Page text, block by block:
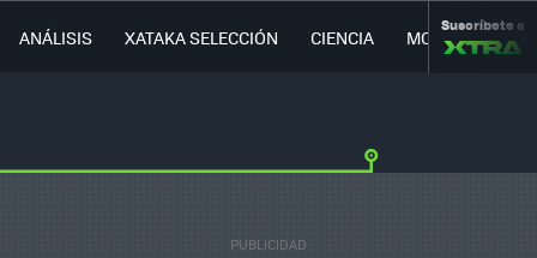
ANÁLISIS XATAKA SELECCIÓN CIENCIA MOVILIDAD
Suscríbete a